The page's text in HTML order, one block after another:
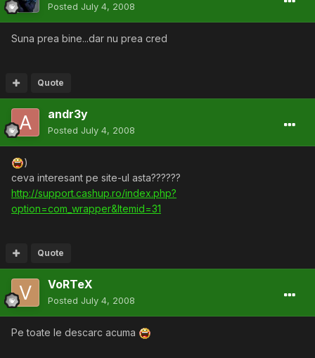
Posted July 4, 2008
Suna prea bine...dar nu prea cred
Quote
andr3y
Posted July 4, 2008
)
ceva interesant pe site-ul asta??????
http://support.cashup.ro/index.php?
option=com_wrapper&Itemid=31
Quote
VoRTeX
Posted July 4, 2008
Pe toate le descarc acuma